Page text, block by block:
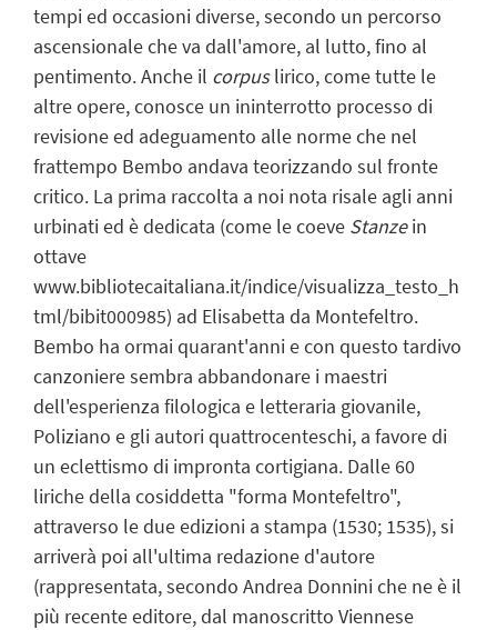
tempi ed occasioni diverse, secondo un percorso
ascensionale che va dall'amore, al lutto, fino al
pentimento. Anche il corpuslirico, come tutte le
altre opere, conosce un ininterrotto processo di
revisione ed adeguamento alle norme che nel
frattempo Bembo andava teorizzando sul fronte
critico. La prima raccolta a noi nota risale agli anni
urbinati ed è dedicata (come le coeve Stanzein
ottave
www.bibliotecaitaliana.it/indice/visualizza_testo_h
tml/bibit000985) ad Elisabetta da Montefeltro.
Bembo ha ormai quarant'anni e con questo tardivo
canzoniere sembra abbandonare i maestri
dell'esperienza filologica e letteraria giovanile,
Poliziano e gli autori quattrocenteschi, a favore di
un eclettismo di impronta cortigiana. Dalle 60
liriche della cosiddetta "forma Montefeltro",
attraverso le due edizioni a stampa (1530; 1535), si
arriverà poi all'ultima redazione d'autore
(rappresentata, secondo Andrea Donnini che ne è il
più recente editore, dal manoscritto Viennese